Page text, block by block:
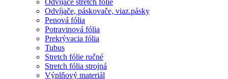
Odvíjače stretch fólie
Odvíjače, páskovače, viaz.pásky
Penová fólia
Potravinová fólia
Prekrývacia fólia
Tubus
Stretch fólie ručné
Stretch fólia strojná
Výplňový materiál